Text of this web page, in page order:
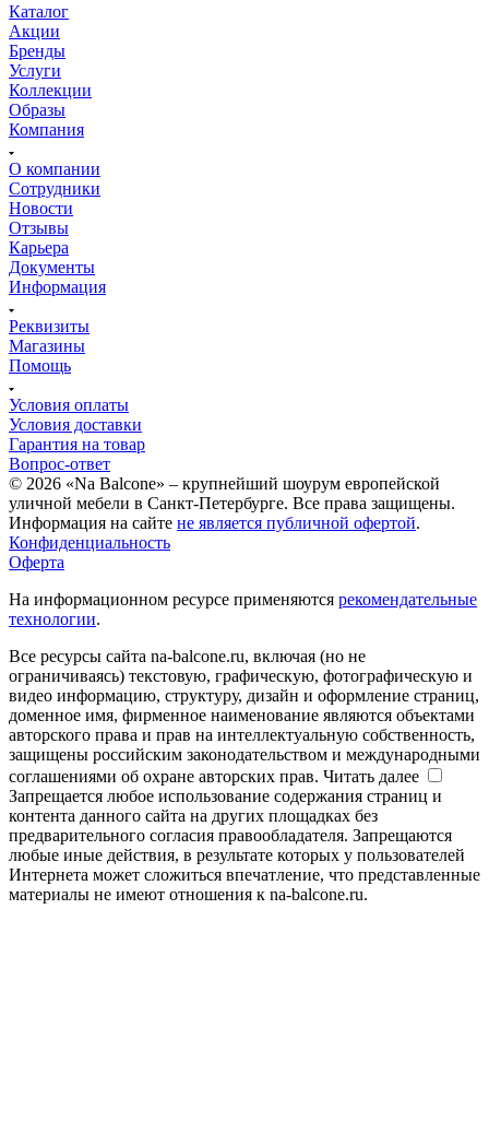
Каталог
Акции
Бренды
Услуги
Коллекции
Образы
Компания
О компании
Сотрудники
Новости
Отзывы
Карьера
Документы
Информация
Реквизиты
Магазины
Помощь
Условия оплаты
Условия доставки
Гарантия на товар
Вопрос-ответ
© 2026 «Na Balcone» – крупнейший шоурум европейской
уличной мебели в Санкт-Петербурге. Все права защищены.
Информация на сайте не является публичной офертой.
Конфиденциальность
Оферта
На информационном ресурсе применяются рекомендательные
технологии.
Все ресурсы сайта na-balcone.ru, включая (но не
ограничиваясь) текстовую, графическую, фотографическую и
видео информацию, структуру, дизайн и оформление страниц,
доменное имя, фирменное наименование являются объектами
авторского права и прав на интеллектуальную собственность,
защищены российским законодательством и международными
соглашениями об охране авторских прав. Читать далее
Запрещается любое использование содержания страниц и
контента данного сайта на других площадках без
предварительного согласия правообладателя. Запрещаются
любые иные действия, в результате которых у пользователей
Интернета может сложиться впечатление, что представленные
материалы не имеют отношения к na-balcone.ru.